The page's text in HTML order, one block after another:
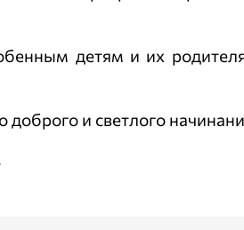
детям и их
и светлого